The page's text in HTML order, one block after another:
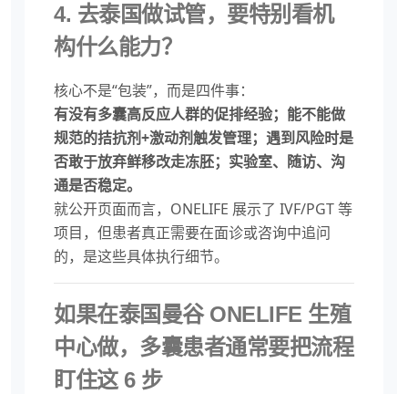
4. 去泰国做试管，要特别看机
构什么能力？
核心不是“包装”，而是四件事：
有没有多囊高反应人群的促排经验；能不能做
规范的拮抗剂+激动剂触发管理；遇到风险时是
否敢于放弃鲜移改走冻胚；实验室、随访、沟
通是否稳定。
就公开页面而言，ONELIFE 展示了 IVF/PGT 等
项目，但患者真正需要在面诊或咨询中追问
的，是这些具体执行细节。
如果在泰国曼谷 ONELIFE 生殖
中心做，多囊患者通常要把流程
盯住这 6 步